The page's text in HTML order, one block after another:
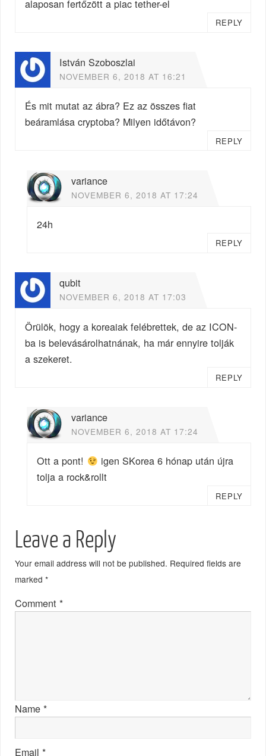
alaposan fertőzött a piac tether-el
REPLY
István Szoboszlai
NOVEMBER 6, 2018 AT 16:21
És mit mutat az ábra? Ez az összes fiat
beáramlása cryptoba? Milyen időtávon?
REPLY
variance
NOVEMBER 6, 2018 AT 17:24
24h
REPLY
qubit
NOVEMBER 6, 2018 AT 17:03
Örülök, hogy a koreaiak felébrettek, de az ICON-
ba is belevásárolhatnának, ha már ennyire tolják
a szekeret.
REPLY
variance
NOVEMBER 6, 2018 AT 17:24
Ott a pont!
igen SKorea 6 hónap után újra
tolja a rock&rollt
REPLY
Leave a Reply
Your email address will not be published. Required fields are
marked*
Comment*
Name*
Email*